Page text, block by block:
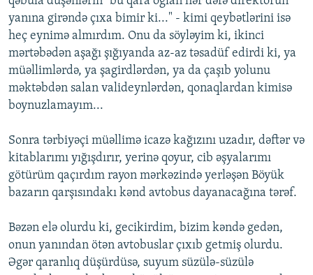
yanına girəndə çıxa bimir ki..." - kimi qeybətlərini isə
heç eynimə almırdım. Onu da söyləyim ki, ikinci
mərtəbədən aşağı şığıyanda az-az təsadüf edirdi ki, ya
müəllimlərdə, ya şagirdlərdən, ya da çaşıb yolunu
məktəbdən salan valideynlərdən, qonaqlardan kimisə
boynuzlamayım...
Sonra tərbiyəçi müəllimə icazə kağızını uzadır, dəftər və
kitablarımı yığışdırır, yerinə qoyur, cib əşyalarımı
götürüm qaçırdım rayon mərkəzində yerləşən Böyük
bazarın qarşısındakı kənd avtobus dayanacağına tərəf.
Bəzən elə olurdu ki, gecikirdim, bizim kəndə gedən,
onun yanından ötən avtobuslar çıxıb getmiş olurdu.
Əgər qaranlıq düşürdüsə, suyum süzülə-süzülə